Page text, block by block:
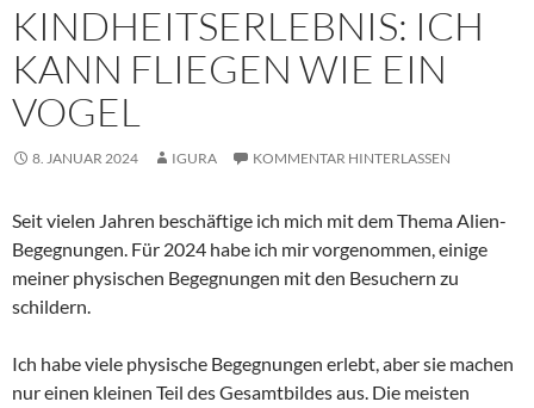
KINDHEITSERLEBNIS: ICH
KANN FLIEGEN WIE EIN
VOGEL
8. JANUAR 2024 IGURA KOMMENTAR HINTERLASSEN
Seit vielen Jahren beschäftige ich mich mit dem Thema Alien-
Begegnungen. Für 2024 habe ich mir vorgenommen, einige
meiner physischen Begegnungen mit den Besuchern zu
schildern.
Ich habe viele physische Begegnungen erlebt, aber sie machen
nur einen kleinen Teil des Gesamtbildes aus. Die meisten